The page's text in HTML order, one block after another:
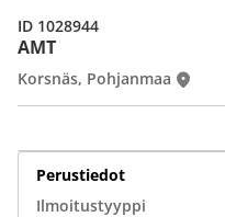
AMT
Korsnäs, Pohjanmaa
ID 1028944
Perustiedot
Ilmoitustyyppi